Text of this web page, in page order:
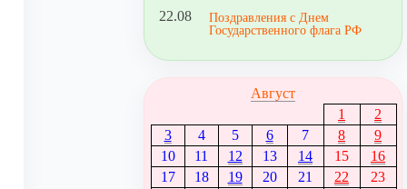
22.08
Поздравления с Днем
Государственного флага РФ
Август
1
2
3
4 5 6 7 8
9
10
11 12 13 14 15
16
17
18 19 20 21 22
23